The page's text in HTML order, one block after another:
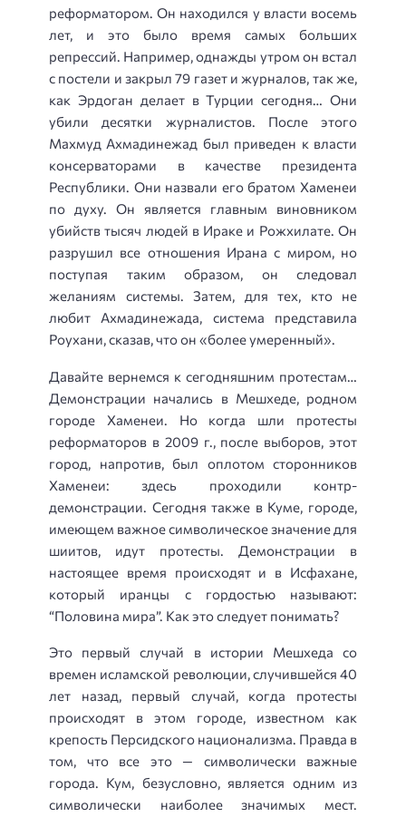
реформатором. Он находился у власти восемь
лет, и это было время самых больших
репрессий. Например, однажды утром он встал
с постели и закрыл 79 газет и журналов, так же,
как Эрдоган делает в Турции сегодня… Они
убили десятки журналистов. После этого
Махмуд Ахмадинежад был приведен к власти
консерваторами в качестве президента
Республики. Они назвали его братом Хаменеи
по духу. Он является главным виновником
убийств тысяч людей в Ираке и Рожхилате. Он
разрушил все отношения Ирана с миром, но
поступая таким образом, он следовал
желаниям системы. Затем, для тех, кто не
любит Ахмадинежада, система представила
Роухани, сказав, что он «более умеренный».
Давайте вернемся к сегодняшним протестам…
Демонстрации начались в Мешхеде, родном
городе Хаменеи. Но когда шли протесты
реформаторов в 2009 г., после выборов, этот
город, напротив, был оплотом сторонников
Хаменеи: здесь проходили контр-
демонстрации. Сегодня также в Куме, городе,
имеющем важное символическое значение для
шиитов, идут протесты. Демонстрации в
настоящее время происходят и в Исфахане,
который иранцы с гордостью называют:
“Половина мира”. Как это следует понимать?
Это первый случай в истории Мешхеда со
времен исламской революции, случившейся 40
лет назад, первый случай, когда протесты
происходят в этом городе, известном как
крепость Персидского национализма. Правда в
том, что все это — символически важные
города. Кум, безусловно, является одним из
символически наиболее значимых мест.